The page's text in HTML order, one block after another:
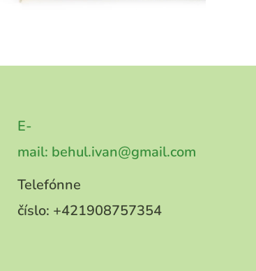
E-
mail: behul.ivan@gmail.com
Telefónne
číslo: +421908757354